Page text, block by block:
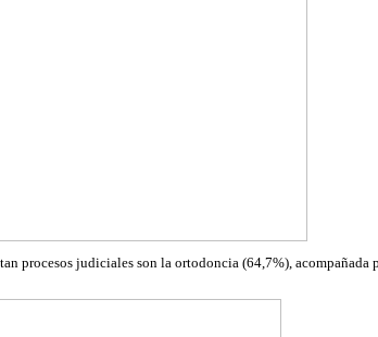
procesos judiciales son la ortodoncia (64,7%), acompañada